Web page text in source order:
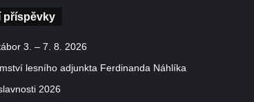
příspěvky
3. – 7. 8. 2026
lesního adjunkta Ferdinanda Náhlíka
2026